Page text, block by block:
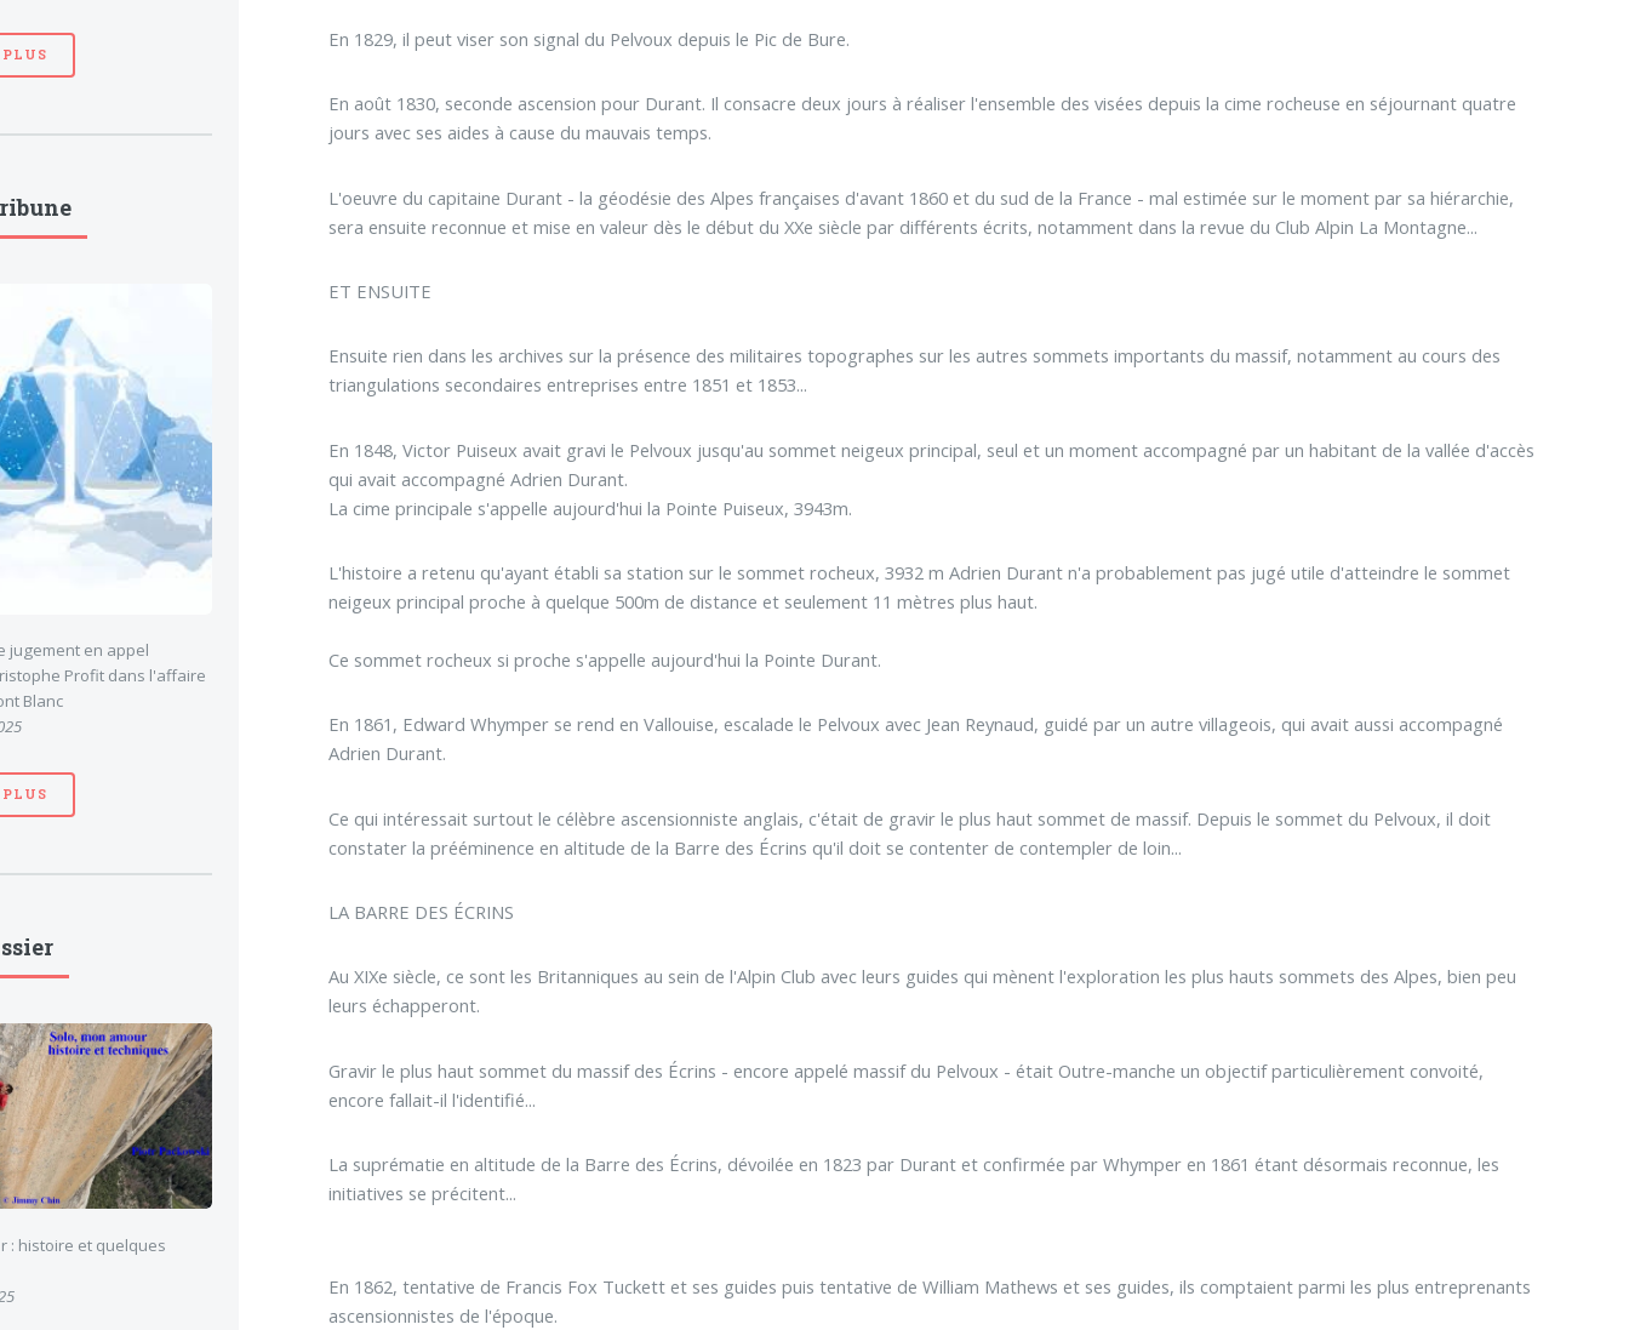
En 1829, il peut viser son signal du Pelvoux depuis le Pic de Bure.
En août 1830, seconde ascension pour Durant. Il consacre deux jours à réaliser l'ensemble des visées depuis la cime rocheuse en séjournant quatre
jours avec ses aides à cause du mauvais temps.
L'oeuvre du capitaine Durant - la géodésie des Alpes françaises d'avant 1860 et du sud de la France - mal estimée sur le moment par sa hiérarchie,
sera ensuite reconnue et mise en valeur dès le début du XXe siècle par différents écrits, notamment dans la revue du Club Alpin La Montagne...
ET ENSUITE
Ensuite rien dans les archives sur la présence des militaires topographes sur les autres sommets importants du massif, notamment au cours des
triangulations secondaires entreprises entre 1851 et 1853...
En 1848, Victor Puiseux avait gravi le Pelvoux jusqu'au sommet neigeux principal, seul et un moment accompagné par un habitant de la vallée d'accès
qui avait accompagné Adrien Durant.
La cime principale s'appelle aujourd'hui la Pointe Puiseux, 3943m.
L'histoire a retenu qu'ayant établi sa station sur le sommet rocheux, 3932 m Adrien Durant n'a probablement pas jugé utile d'atteindre le sommet
neigeux principal proche à quelque 500m de distance et seulement 11 mètres plus haut.
Ce sommet rocheux si proche s'appelle aujourd'hui la Pointe Durant.
En 1861, Edward Whymper se rend en Vallouise, escalade le Pelvoux avec Jean Reynaud, guidé par un autre villageois, qui avait aussi accompagné
Adrien Durant.
Ce qui intéressait surtout le célèbre ascensionniste anglais, c'était de gravir le plus haut sommet de massif. Depuis le sommet du Pelvoux, il doit
constater la prééminence en altitude de la Barre des Écrins qu'il doit se contenter de contempler de loin...
LA BARRE DES ÉCRINS
Au XIXe siècle, ce sont les Britanniques au sein de l'Alpin Club avec leurs guides qui mènent l'exploration les plus hauts sommets des Alpes, bien peu
leurs échapperont.
Gravir le plus haut sommet du massif des Écrins - encore appelé massif du Pelvoux - était Outre-manche un objectif particulièrement convoité,
encore fallait-il l'identifié...
La suprématie en altitude de la Barre des Écrins, dévoilée en 1823 par Durant et confirmée par Whymper en 1861 étant désormais reconnue, les
initiatives se précitent...
En 1862, tentative de Francis Fox Tuckett et ses guides puis tentative de William Mathews et ses guides, ils comptaient parmi les plus entreprenants
ascensionnistes de l'époque.
PLUS
jugement en appel
Profit dans l'affaire
Blanc
PLUS
: histoire et quelques